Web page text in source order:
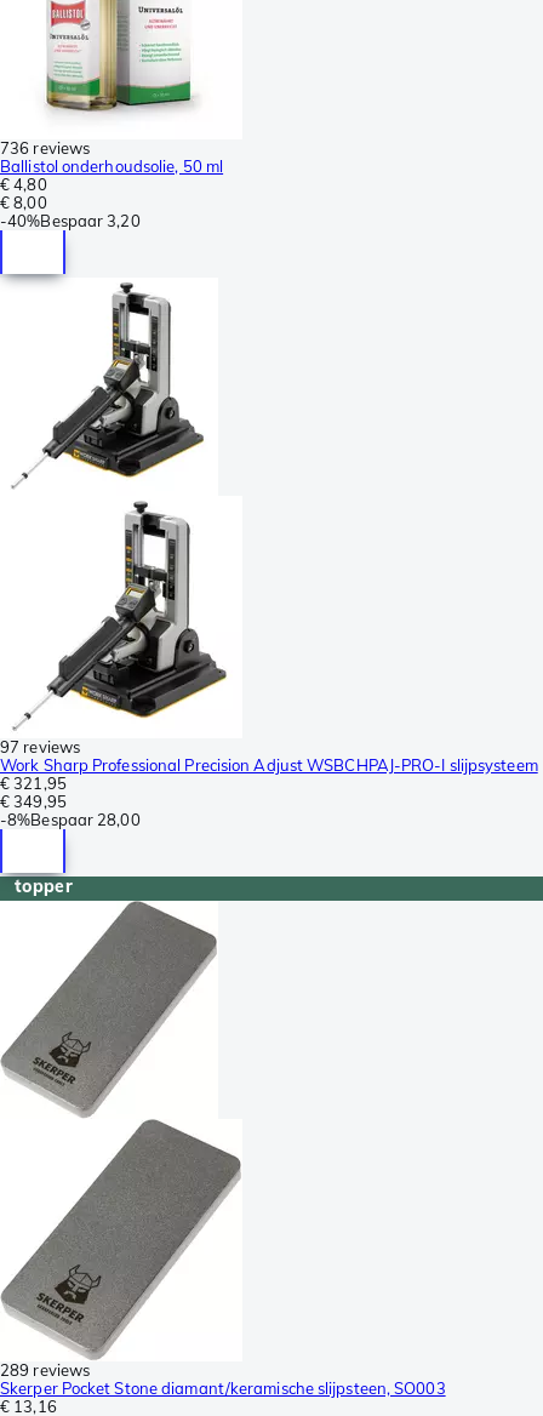
736 reviews
Ballistol onderhoudsolie, 50 ml
€ 4,80
€ 8,00
-40%Bespaar 3,20
97 reviews
Work Sharp Professional Precision Adjust WSBCHPAJ-PRO-I slijpsysteem
€ 321,95
€ 349,95
-8%Bespaar 28,00
topper
289 reviews
Skerper Pocket Stone diamant/keramische slijpsteen, SO003
€ 13,16